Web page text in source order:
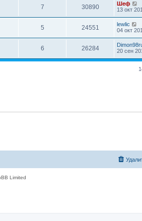
7 30890
Шеф
13 окт
5 24551
lewlic
04 окт
6 26284
20 сен
Limited